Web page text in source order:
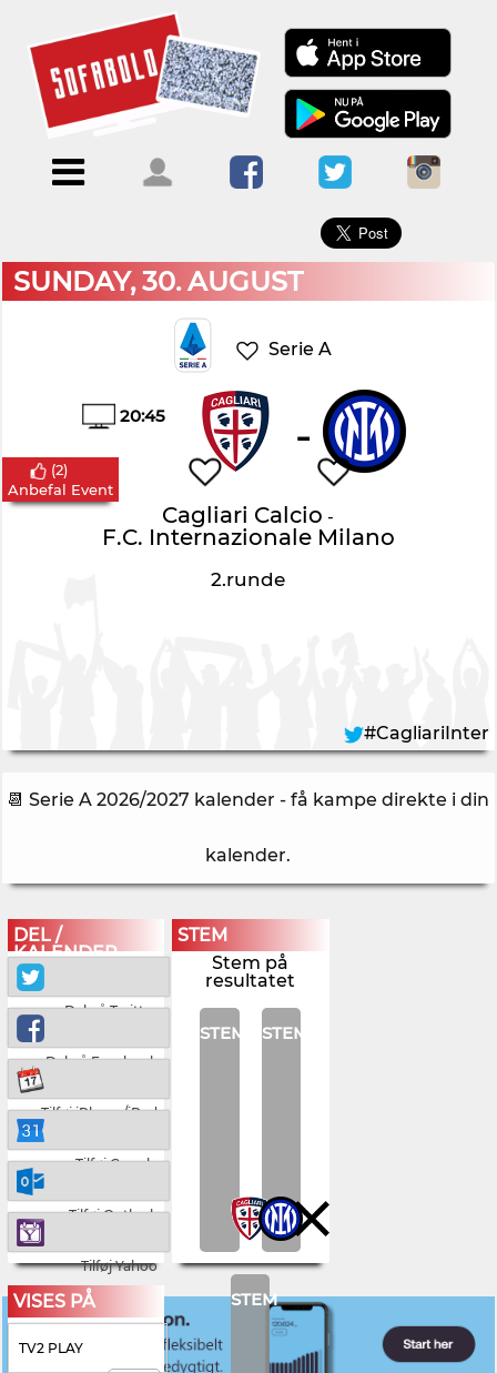
Menu
ForsideKalendere
Blogs
Om
Sofabold
Kontakt
bruger
Log
ind
×
SUNDAY, 30. AUGUST
Serie A
20:45 -
Cagliari Calcio -
F.C. Internazionale Milano
2.runde
(2)
Anbefal Event
#CagliariInter
📆 Serie A 2026/2027 kalender - få kampe direkte i din
kalender.
DEL /
KALENDER
Del på Twitter
Del på Facebook
Tilføj iPhone/iPad
Tilføj Google
Tilføj Outlook
Tilføj Yahoo
STEM
Stem på
resultatet
STEM STEM
STEM
VISES PÅ
TV2 PLAY